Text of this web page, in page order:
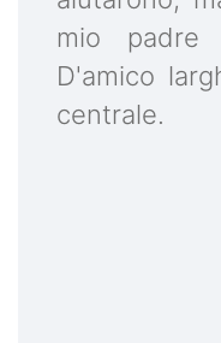
mio padre
D'amico
centrale.